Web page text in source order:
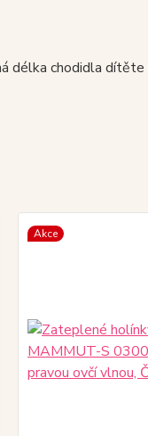
délka chodidla
Akce